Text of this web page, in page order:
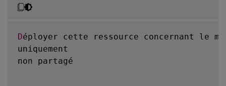
Déployer cette ressource concernant le
uniquement
non partagé